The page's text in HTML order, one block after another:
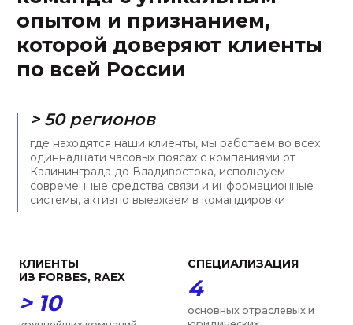
< 3 час.
средний срок ответа на
запрос клиента по
стандартной задаче. С
нами Вы узнаете, что
КОМАНДА
11 чел.
мы — действительно
сплоченная команда
работы в нашей компании
УНИКАЛЬНОСТЬ
> 90 %
законов в ИТ-сфере было
принято после создания
фирмы. Мы запускали
телемедицинские сервисы
до 2018 и токенизировали
специалистов отмечают
рейтинги Право-300 и ИД
лучших юристов по
нескольким направлениям
образовательных,
объединений в
мы участвуем, включая
РАН, ТПП, МГЮА, Moscow
Digital School
ОПЫТ
9 лет
средний юридический стаж
наших экспертов, мы
молодая, но уже зрелая
команда экспертов с
прочной позицией на